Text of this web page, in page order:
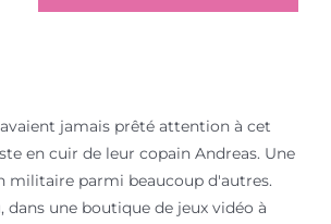
jamais prêté attention à cet
en cuir de leur copain Andreas. Une
militaire parmi beaucoup d'autres.
dans une boutique de jeux vidéo à